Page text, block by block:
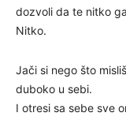
dozvoli da te nitko
Nitko.
Jači si nego što
duboko u sebi.
I otresi sa sebe sve